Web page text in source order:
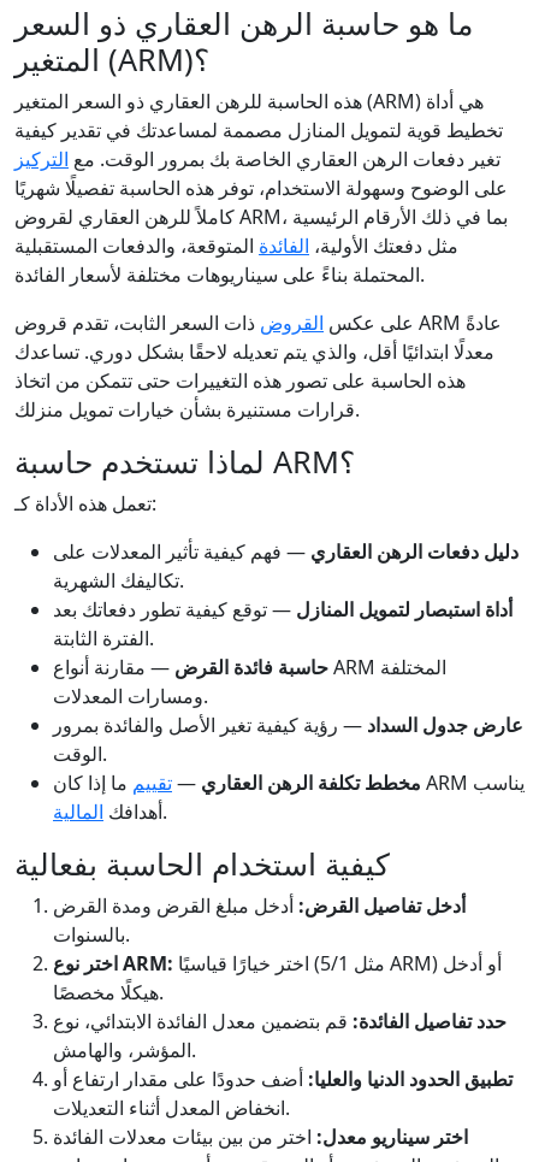
ما هو حاسبة الرهن العقاري ذو السعر
المتغير (ARM)؟
هذه الحاسبة للرهن العقاري ذو السعر المتغير (ARM) هي أداة
تخطيط قوية لتمويل المنازل مصممة لمساعدتك في تقدير كيفية
تغير دفعات الرهن العقاري الخاصة بك بمرور الوقت. مع التركيز
على الوضوح وسهولة الاستخدام، توفر هذه الحاسبة تفصيلًا شهريًا
كاملاً للرهن العقاري لقروض ARM، بما في ذلك الأرقام الرئيسية
مثل دفعتك الأولية، الفائدة المتوقعة، والدفعات المستقبلية
المحتملة بناءً على سيناريوهات مختلفة لأسعار الفائدة.
على عكس القروض ذات السعر الثابت، تقدم قروض ARM عادةً
معدلًا ابتدائيًا أقل، والذي يتم تعديله لاحقًا بشكل دوري. تساعدك
هذه الحاسبة على تصور هذه التغييرات حتى تتمكن من اتخاذ
قرارات مستنيرة بشأن خيارات تمويل منزلك.
لماذا تستخدم حاسبة ARM؟
تعمل هذه الأداة كـ:
دليل دفعات الرهن العقاري — فهم كيفية تأثير المعدلات على
تكاليفك الشهرية.
أداة استبصار لتمويل المنازل — توقع كيفية تطور دفعاتك بعد
الفترة الثابتة.
حاسبة فائدة القرض — مقارنة أنواع ARM المختلفة
ومسارات المعدلات.
عارض جدول السداد — رؤية كيفية تغير الأصل والفائدة بمرور
الوقت.
مخطط تكلفة الرهن العقاري —تقييم ما إذا كان ARM يناسب
أهدافك المالية .
كيفية استخدام الحاسبة بفعالية
أدخل تفاصيل القرض: أدخل مبلغ القرض ومدة القرض
بالسنوات.
اختر نوع ARM:
هيكلًا مخصصًا.
حدد تفاصيل الفائدة: قم بتضمين معدل الفائدة الابتدائي، نوع
المؤشر، والهامش.
تطبيق الحدود الدنيا والعليا: أضف حدودًا على مقدار ارتفاع أو
انخفاض المعدل أثناء التعديلات.
اختر سيناريو معدل: اختر من بين بيئات معدلات الفائدة